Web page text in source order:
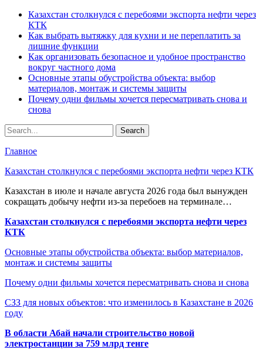
Казахстан столкнулся с перебоями экспорта нефти через
КТК
Как выбрать вытяжку для кухни и не переплатить за
лишние функции
Как организовать безопасное и удобное пространство
вокруг частного дома
Основные этапы обустройства объекта: выбор
материалов, монтаж и системы защиты
Почему одни фильмы хочется пересматривать снова и
снова
Главное
Казахстан столкнулся с перебоями экспорта нефти через КТК
Казахстан в июле и начале августа 2026 года был вынужден
сокращать добычу нефти из-за перебоев на терминале…
Казахстан столкнулся с перебоями экспорта нефти через
КТК
Основные этапы обустройства объекта: выбор материалов,
монтаж и системы защиты
Почему одни фильмы хочется пересматривать снова и снова
СЗЗ для новых объектов: что изменилось в Казахстане в 2026
году
В области Абай начали строительство новой
электростанции за 759 млрд тенге